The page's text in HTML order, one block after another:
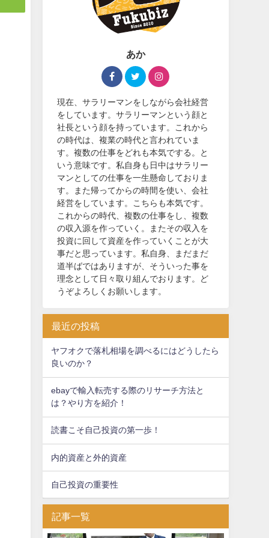
あか
現在、サラリーマンをしながら会社経営
をしています。サラリーマンという顔と
社長という顔を持っています。これから
の時代は、複業の時代と言われていま
す。複数の仕事をどれも本気でする。と
いう意味です。私自身も日中はサラリー
マンとしての仕事を一生懸命しておりま
す。また帰ってからの時間を使い、会社
経営をしています。こちらも本気です。
これからの時代、複数の仕事をし、複数
の収入源を作っていく。またその収入を
投資に回して資産を作っていくことが大
事だと思っています。私自身、まだまだ
道半ばではありますが、そういった事を
理念として日々取り組んでおります。ど
うぞよろしくお願いします。
最近の投稿
ヤフオクで落札相場を調べるにはどうしたら
良いのか？
ebayで輸入転売する際のリサーチ方法と
は？やり方を紹介！
読書こそ自己投資の第一歩！
内的資産と外的資産
自己投資の重要性
記事一覧